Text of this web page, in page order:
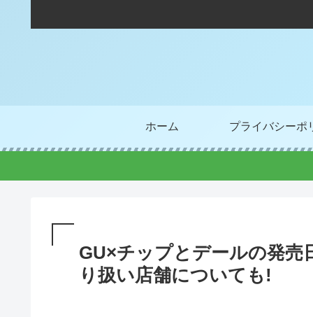
ホーム プライバシーポ
GU×チップとデールの発売
り扱い店舗についても!